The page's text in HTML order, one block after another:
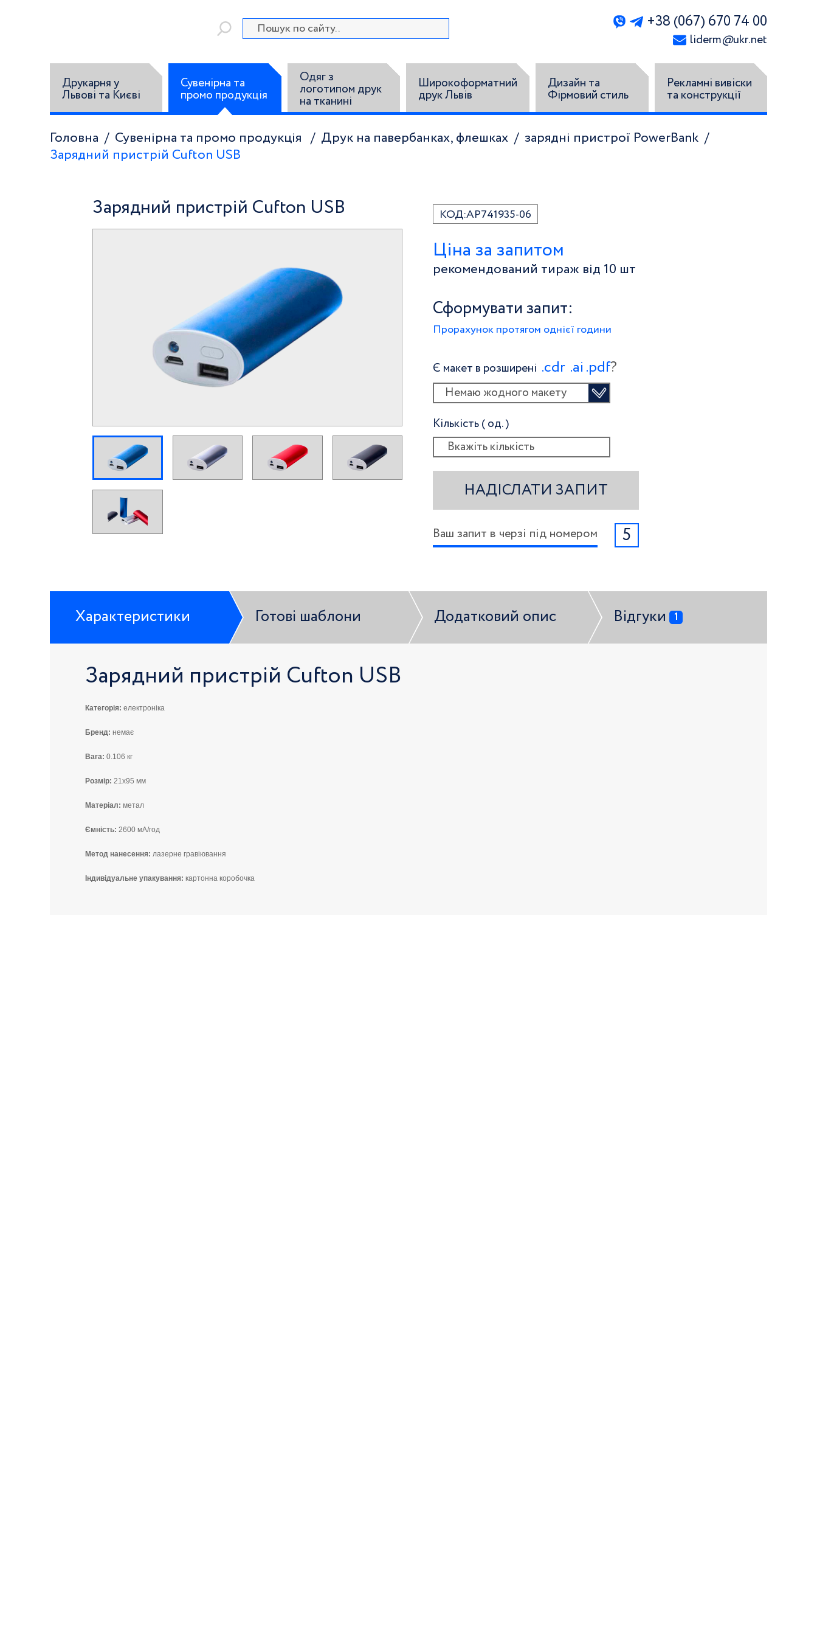
+38 (067) 670 74 00
liderm@ukr.net
Друкарня у
Львові та Києві
Сувенірна та
промо продукція
Одяг з
логотипом друк
на тканині
Широкоформатний
друк Львів
Дизайн та
Фірмовий стиль
Рекламні вивіски
та конструкції
Головна Сувенірна та промо продукція Друк на павербанках, флешках
зарядні пристрої PowerBank
Зарядний пристрій Cufton USB
Зарядний пристрій Cufton USB КОД:AP741935-06
Ціна за запитом
рекомендований тираж від 10 шт
Сформувати запит:
Прорахунок протягом однієї години
Є макет в розширені .сdr .ai .pdf?
Немаю жодного макету
Кількість ( од. )
НАДІСЛАТИ ЗАПИТ
Ваш запит в черзі під номером 5
Характеристики Готові шаблони Додатковий опис Відгуки 1
Зарядний пристрій Cufton USB
Категорія: електроніка
Бренд: немає
Вага: 0.106 кг
Розмір: 21x95 мм
Матеріал: метал
Ємність: 2600 мА/год
Метод нанесення: лазерне гравіювання
Індивідуальне упакування: картонна коробочка